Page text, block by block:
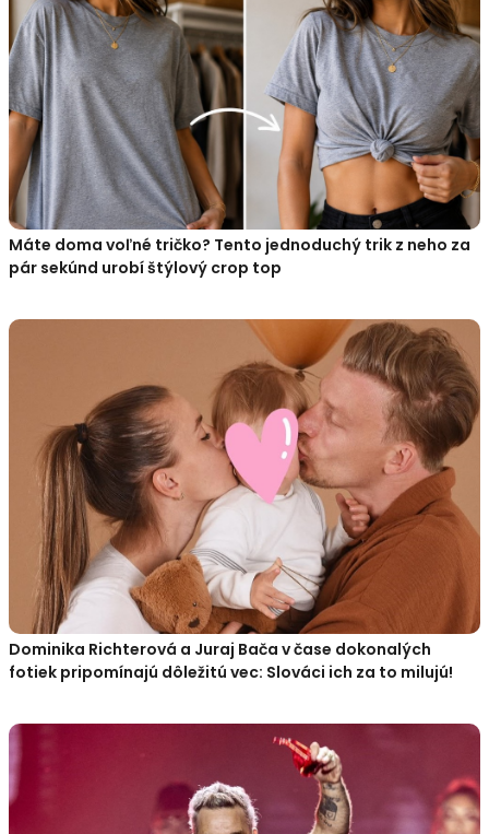
Máte doma voľné tričko? Tento jednoduchý trik z neho za
pár sekúnd urobí štýlový crop top
Dominika Richterová a Juraj Bača v čase dokonalých
fotiek pripomínajú dôležitú vec: Slováci ich za to milujú!